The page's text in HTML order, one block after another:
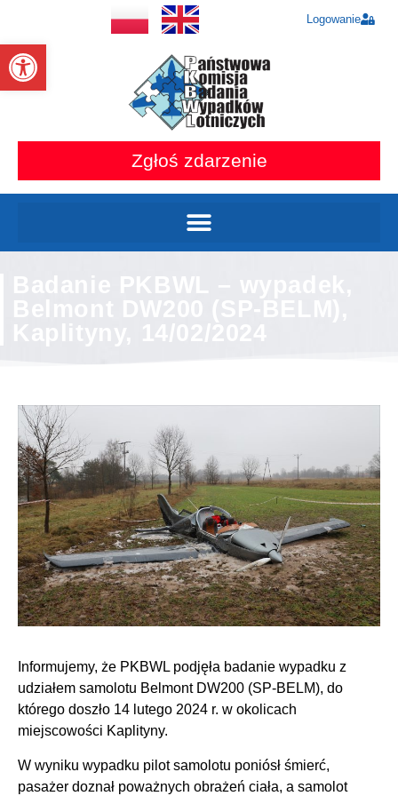
Otwórz pasek narzędzi
Logowanie
Zgłoś zdarzenie
Belmont DW200 (SP-BELM),
Kaplityny, 14/02/2024
Informujemy, że PKBWL podjęła badanie wypadku z
udziałem samolotu Belmont DW200 (SP-BELM), do
którego doszło 14 lutego 2024 r. w okolicach
miejscowości Kaplityny.
W wyniku wypadku pilot samolotu poniósł śmierć,
pasażer doznał poważnych obrażeń ciała, a samolot